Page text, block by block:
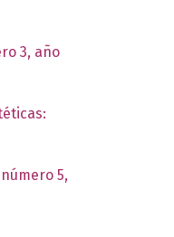
3, año
5,